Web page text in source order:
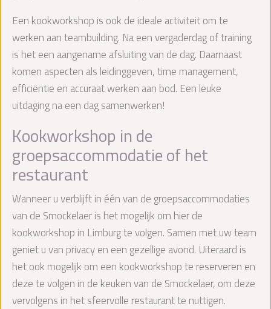
Een kookworkshop is ook de ideale activiteit om te
werken aan teambuilding. Na een vergaderdag of training
is het een aangename afsluiting van de dag. Daarnaast
komen aspecten als leidinggeven, time management,
efficiëntie en accuraat werken aan bod. Een leuke
uitdaging na een dag samenwerken!
Kookworkshop in de
groepsaccommodatie of het
restaurant
Wanneer u verblijft in één van de groepsaccommodaties
van de Smockelaer is het mogelijk om hier de
kookworkshop in Limburg te volgen. Samen met uw team
geniet u van privacy en een gezellige avond. Uiteraard is
het ook mogelijk om een kookworkshop te reserveren en
deze te volgen in de keuken van de Smockelaer, om deze
vervolgens in het sfeervolle restaurant te nuttigen.